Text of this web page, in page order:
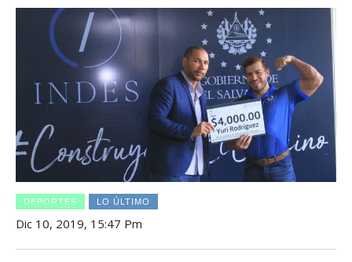
DEPORTES LO ÚLTIMO
Dic 10, 2019, 15:47 Pm